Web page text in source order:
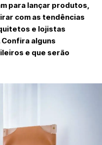
para lançar produtos,
com as tendências
e lojistas
alguns
e que serão